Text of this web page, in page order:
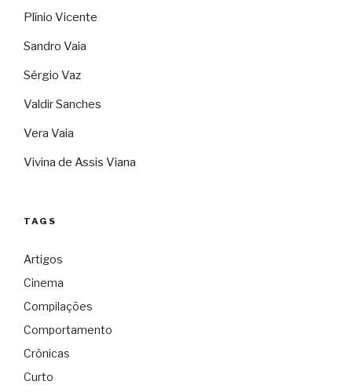
Plínio Vicente
Sandro Vaia
Sérgio Vaz
Valdir Sanches
Vera Vaia
Vivina de Assis Viana
TAGS
Artigos
Cinema
Compilações
Comportamento
Crônicas
Curto